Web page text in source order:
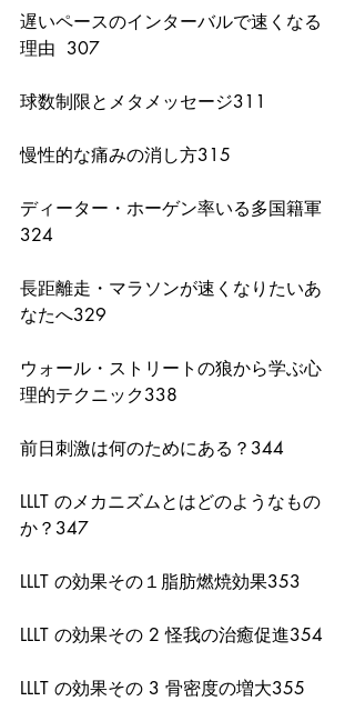
遅いペースのインターバルで速くなる
理由  307
球数制限とメタメッセージ311
慢性的な痛みの消し方315
ディーター・ホーゲン率いる多国籍軍
324
長距離走・マラソンが速くなりたいあ
なたへ329
ウォール・ストリートの狼から学ぶ心
理的テクニック338
前日刺激は何のためにある？344
LLLT のメカニズムとはどのようなもの
か？347
LLLT の効果その１脂肪燃焼効果353
LLLT の効果その 2 怪我の治癒促進354
LLLT の効果その 3 骨密度の増大355